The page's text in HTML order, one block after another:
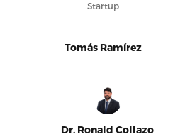
Startup
Tomás Ramírez
Dr. Ronald Collazo